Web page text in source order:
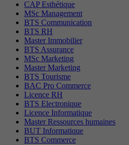
CAP Esthétique
MSc Management
BTS Communication
BTS RH
Master Immobilier
BTS Assurance
MSc Marketing
Master Marketing
BTS Tourisme
BAC Pro Commerce
Licence RH
BTS Electronique
Licence Informatique
Master Ressources humaines
BUT Informatique
BTS Commerce